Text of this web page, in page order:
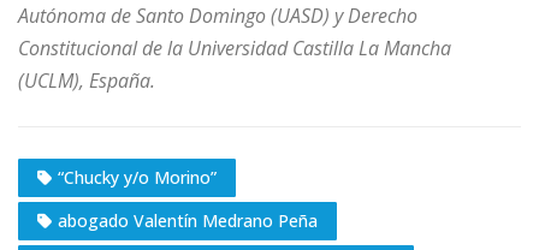
Autónoma de Santo Domingo (UASD) y Derecho
Constitucional de la Universidad Castilla La Mancha
(UCLM), España.
“Chucky y/o Morino”
abogado Valentín Medrano Peña